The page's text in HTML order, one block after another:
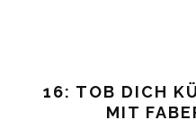
16: TOB DICH
MIT